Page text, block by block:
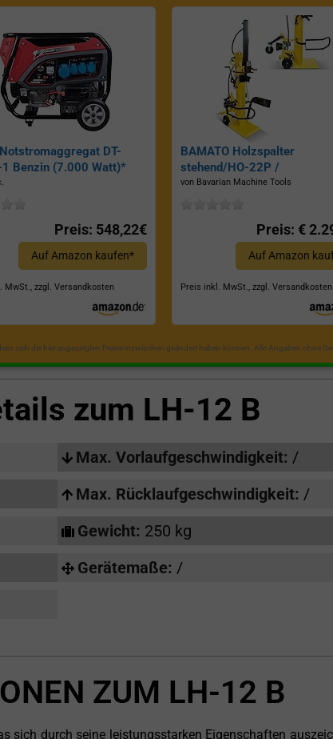
DT-
Benzin (7.000 Watt)*
Preis: 548,22€
Auf Amazon kaufen*
MwSt., zzgl. Versandkosten
BAMATO Holzspalter
stehend/HO-22P /
Zapfwellenantrieb, Inkl.
von Bavarian Machine Tools
Preis: €
Auf Amazon
Preis inkl. MwSt., zzgl. Versandkosten
sich die hier angezeigten Preise inzwischen geändert haben können. Alle Angaben ohne
zum LH-12 B
Max. Vorlaufgeschwindigkeit: /
Max. Rücklaufgeschwindigkeit: /
Gewicht: 250 kg
Gerätemaße: /
ZUM LH-12 B
sich durch seine leistungsstarken Eigenschaften